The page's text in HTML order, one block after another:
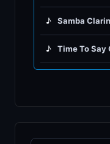
♪ Samba
♪ Time To Say